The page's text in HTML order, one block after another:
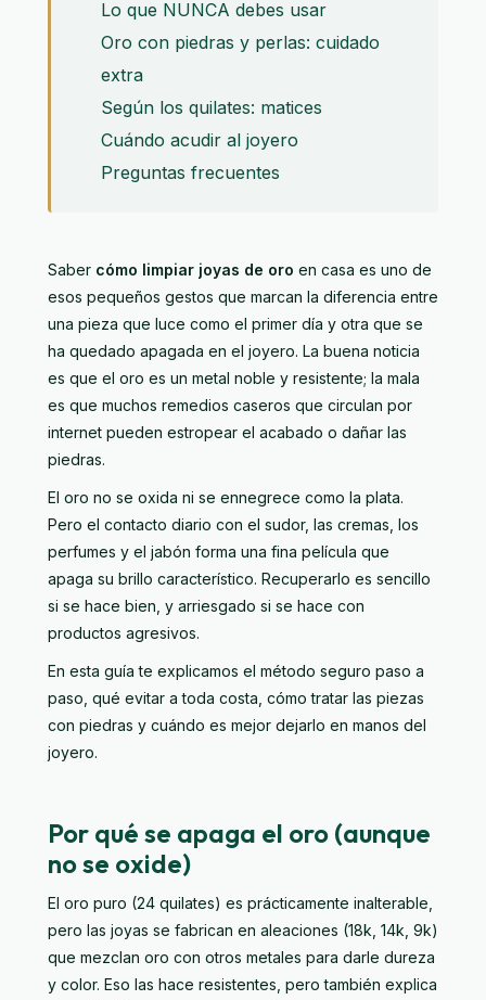
Lo que NUNCA debes usar
Oro con piedras y perlas: cuidado
extra
Según los quilates: matices
Cuándo acudir al joyero
Preguntas frecuentes
Saber cómo limpiar joyas de oro en casa es uno de
esos pequeños gestos que marcan la diferencia entre
una pieza que luce como el primer día y otra que se
ha quedado apagada en el joyero. La buena noticia
es que el oro es un metal noble y resistente; la mala
es que muchos remedios caseros que circulan por
internet pueden estropear el acabado o dañar las
piedras.
El oro no se oxida ni se ennegrece como la plata.
Pero el contacto diario con el sudor, las cremas, los
perfumes y el jabón forma una fina película que
apaga su brillo característico. Recuperarlo es sencillo
si se hace bien, y arriesgado si se hace con
productos agresivos.
En esta guía te explicamos el método seguro paso a
paso, qué evitar a toda costa, cómo tratar las piezas
con piedras y cuándo es mejor dejarlo en manos del
joyero.
Por qué se apaga el oro (aunque
no se oxide)
El oro puro (24 quilates) es prácticamente inalterable,
pero las joyas se fabrican en aleaciones (18k, 14k, 9k)
que mezclan oro con otros metales para darle dureza
y color. Eso las hace resistentes, pero también explica